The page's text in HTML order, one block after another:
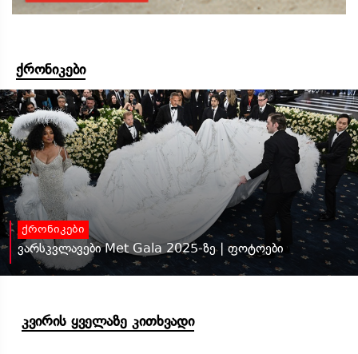
ქრონიკები
ქრონიკები
ვარსკვლავები Met Gala 2025-ზე | ფოტოები
კვირის ყველაზე კითხვადი